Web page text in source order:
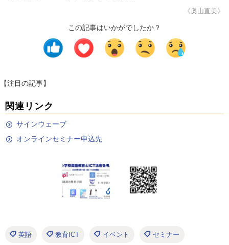
《奥山直美》
この記事はいかがでしたか？
【注目の記事】
関連リンク
サインウェーブ
オンラインセミナー申込先
英語 教育ICT イベント セミナー